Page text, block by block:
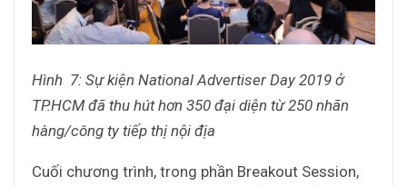
Hình 7: Sự kiện National Advertiser Day 2019 ở
TP.HCM đã thu hút hơn 350 đại diện từ 250 nhãn
hàng/công ty tiếp thị nội địa
Cuối chương trình, trong phần Breakout Session,